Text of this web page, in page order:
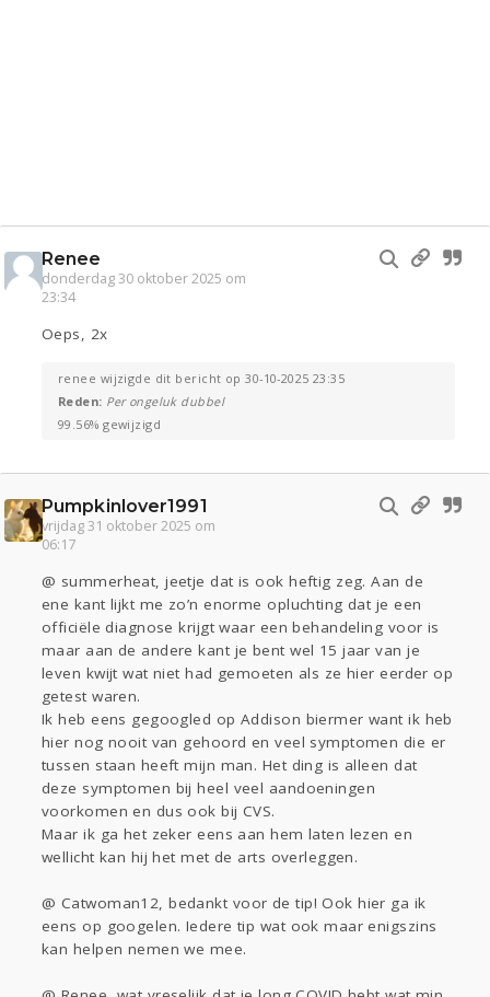
Renee
donderdag 30 oktober 2025 om
23:34
Oeps, 2x
renee wijzigde dit bericht op 30-10-2025 23:35
Reden: Per ongeluk dubbel
99.56% gewijzigd
Pumpkinlover1991
vrijdag 31 oktober 2025 om
06:17
@ summerheat, jeetje dat is ook heftig zeg. Aan de
ene kant lijkt me zo’n enorme opluchting dat je een
officiële diagnose krijgt waar een behandeling voor is
maar aan de andere kant je bent wel 15 jaar van je
leven kwijt wat niet had gemoeten als ze hier eerder op
getest waren.
Ik heb eens gegoogled op Addison biermer want ik heb
hier nog nooit van gehoord en veel symptomen die er
tussen staan heeft mijn man. Het ding is alleen dat
deze symptomen bij heel veel aandoeningen
voorkomen en dus ook bij CVS.
Maar ik ga het zeker eens aan hem laten lezen en
wellicht kan hij het met de arts overleggen.
@ Catwoman12, bedankt voor de tip! Ook hier ga ik
eens op googelen. Iedere tip wat ook maar enigszins
kan helpen nemen we mee.